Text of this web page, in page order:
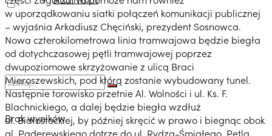
Brak wyników
w uporządkowaniu siatki połączeń komunikacji publicznej
– wyjaśnia Arkadiusz Chęciński, prezydent Sosnowca.
Nowa czterokilometrowa linia tramwajowa będzie biegła
od dotychczasowej pętli tramwajowej poprzez
dwupoziomowe skrzyżowanie z ulicą Braci
Mieroszewskich, pod którą zostanie wybudowany tunel.
Następnie torowisko przetnie Al. Wolności i ul. Ks. F.
Blachnickiego, a dalej będzie biegła wzdłuż
ul. Białostockiej, by później skręcić w prawo i biegnąc obok
al. Paderewskiego dotrze do ul. Rydza-Śmigłego. Pętla